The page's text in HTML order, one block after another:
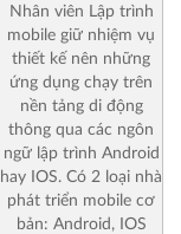
Nhân viên Lập trình
mobile giữ nhiệm vụ
thiết kế nên những
ứng dụng chạy trên
nền tảng di động
thông qua các ngôn
ngữ lập trình Android
hay IOS. Có 2 loại nhà
phát triển mobile cơ
bản: Android, IOS